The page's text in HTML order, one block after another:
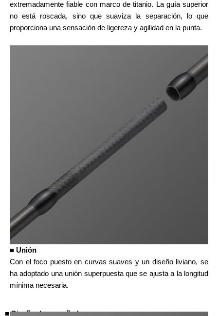
extremadamente fiable con marco de titanio. La guía superior
no está roscada, sino que suaviza la separación, lo que
proporciona una sensación de ligereza y agilidad en la punta.
■ Unión
Con el foco puesto en curvas suaves y un diseño liviano, se
ha adoptado una unión superpuesta que se ajusta a la longitud
mínima necesaria.
■ Diseño de empuñadura